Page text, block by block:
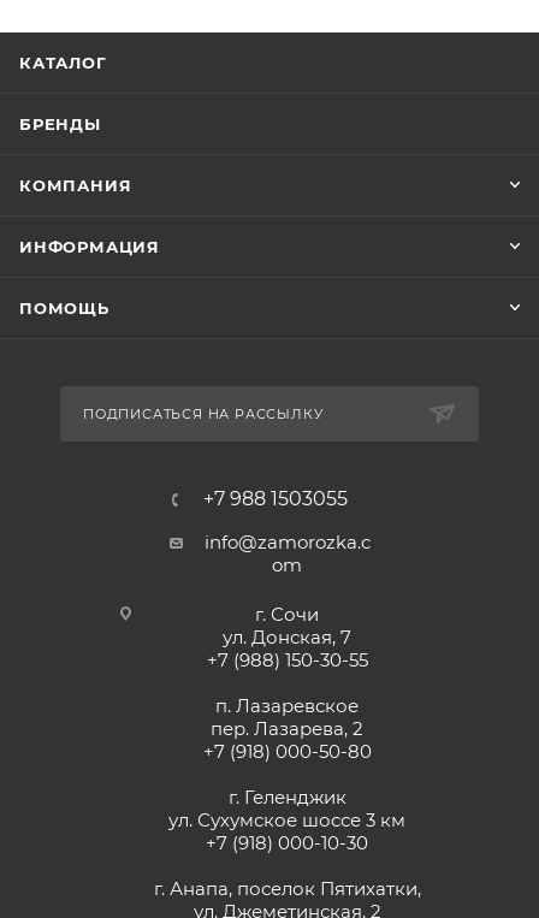
КАТАЛОГ
БРЕНДЫ
КОМПАНИЯ
ИНФОРМАЦИЯ
ПОМОЩЬ
ПОДПИСАТЬСЯ НА РАССЫЛКУ
+7 988 1503055
info@zamorozka.c
om
г. Сочи
ул. Донская, 7
+7 (988) 150-30-55
п. Лазаревское
пер. Лазарева, 2
+7 (918) 000-50-80
г. Геленджик
ул. Сухумское шоссе 3 км
+7 (918) 000-10-30
г. Анапа, поселок Пятихатки,
ул. Джеметинская, 2